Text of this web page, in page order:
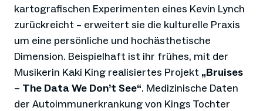
kartografischen Experimenten eines Kevin Lynch
zurückreicht – erweitert sie die kulturelle Praxis
um eine persönliche und hochästhetische
Dimension. Beispielhaft ist ihr frühes, mit der
Musikerin Kaki King realisiertes Projekt „Bruises
– The Data We Don’t See“. Medizinische Daten
der Autoimmunerkrankung von Kings Tochter